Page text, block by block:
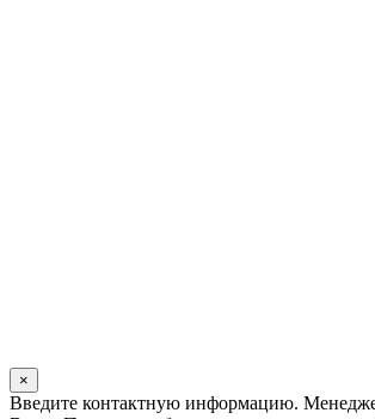
×
Оставьте
Введите контактную информацию.